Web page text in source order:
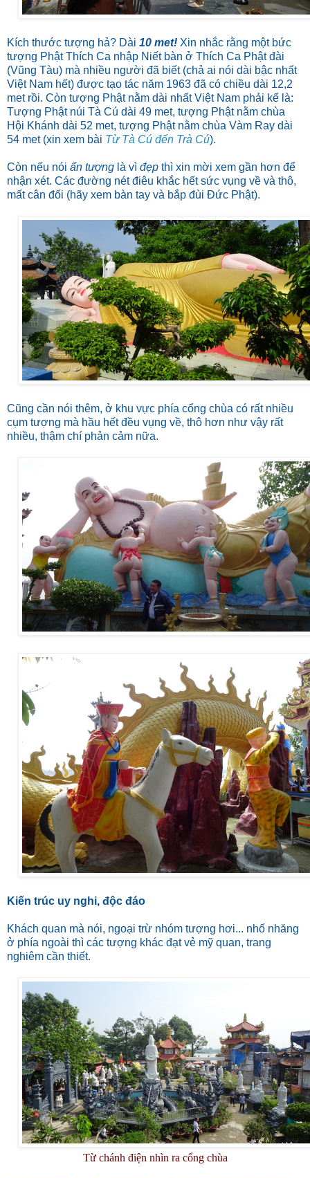
Kích thước tượng hả? Dài 10 met! Xin nhắc rằng một bức
tượng Phật Thích Ca nhập Niết bàn ở Thích Ca Phật đài
(Vũng Tàu) mà nhiều người đã biết (chả ai nói dài bậc nhất
Việt Nam hết) được tạo tác năm 1963 đã có chiều dài 12,2
met rồi. Còn tượng Phật nằm dài nhất Việt Nam phải kể là:
Tượng Phật núi Tà Cú dài 49 met, tượng Phật nằm chùa
Hội Khánh dài 52 met, tượng Phật nằm chùa Vàm Ray dài
54 met (xin xem bài Từ Tà Cú đến Trà Cú).
Còn nếu nói ấn tượng là vì đẹp thì xin mời xem gần hơn để
nhận xét. Các đường nét điêu khắc hết sức vụng về và thô,
mất cân đối (hãy xem bàn tay và bắp đùi Đức Phật).
Cũng cần nói thêm, ở khu vực phía cổng chùa có rất nhiều
cụm tượng mà hầu hết đều vụng về, thô hơn như vậy rất
nhiều, thậm chí phản cảm nữa.
Kiến trúc uy nghi, độc đáo
Khách quan mà nói, ngoại trừ nhóm tượng hơi... nhố nhăng
ở phía ngoài thì các tượng khác đạt vẻ mỹ quan, trang
nghiêm cần thiết.
Từ chánh điện nhìn ra cổng chùa